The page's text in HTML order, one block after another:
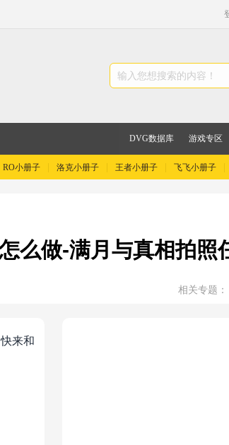
DVG数据库 游戏专区
RO小册子 洛克小册子 王者小册子 飞飞小册子
么做-满月与真相拍照
相关专题：
来和